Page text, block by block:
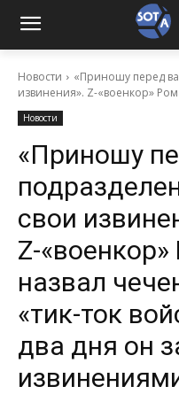
Новости
«Приношу перед
извинения». Z-«военкор»
Новости
«Приношу
свои
Z-
назвал
«тик-ток
два дня он